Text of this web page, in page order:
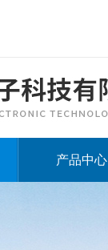
产品中心